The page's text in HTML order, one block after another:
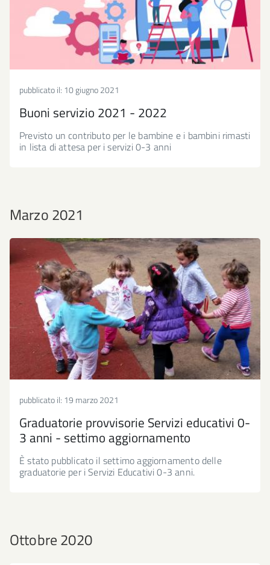
pubblicato il: 10 giugno 2021
Buoni servizio 2021 - 2022
Previsto un contributo per le bambine e i bambini rimasti
in lista di attesa per i servizi 0-3 anni
Marzo 2021
pubblicato il: 19 marzo 2021
Graduatorie provvisorie Servizi educativi 0-
3 anni - settimo aggiornamento
È stato pubblicato il settimo aggiornamento delle
graduatorie per i Servizi Educativi 0-3 anni.
Ottobre 2020